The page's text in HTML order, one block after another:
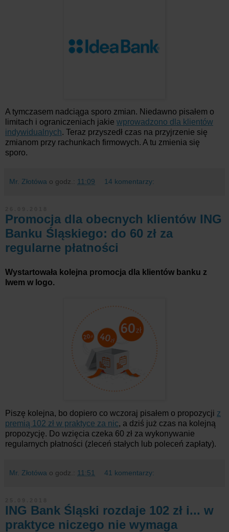
A tymczasem nadciąga sporo zmian. Niedawno pisałem o
limitach i ograniczeniach jakie wprowadzono dla klientów
indywidualnych. Teraz przyszedł czas na przyjrzenie się
zmianom przy rachunkach firmowych. A tu zmienia się
sporo.
Mr. Złotówa o godz.: 11:09 14 komentarzy:
Promocja dla obecnych klientów ING
Banku Śląskiego: do 60 zł za
regularne płatności
Wystartowała kolejna promocja dla klientów banku z
lwem w logo.
Piszę kolejna, bo dopiero co wczoraj pisałem o propozycji z
premią 102 zł w praktyce za nic, a dziś już czas na kolejną
propozycję. Do wzięcia czeka 60 zł za wykonywanie
regularnych płatności (zleceń stałych lub poleceń zapłaty).
Mr. Złotówa o godz.: 11:51 41 komentarzy:
ING Bank Śląski rozdaje 102 zł i... w
praktyce niczego nie wymaga